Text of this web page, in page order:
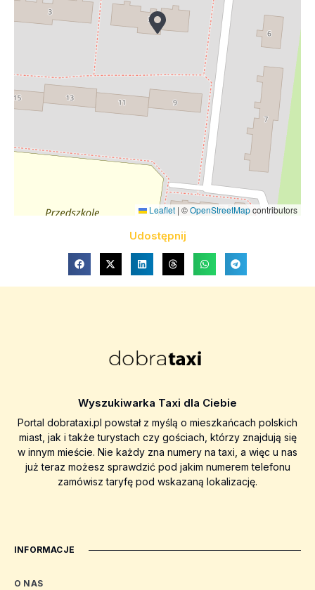
Leaflet | ©OpenStreetMapcontributors
Udostępnij
Wyszukiwarka Taxi dla Ciebie
Portal dobrataxi.pl powstał z myślą o mieszkańcach polskich
miast, jak i także turystach czy gościach, którzy znajdują się
w innym mieście. Nie każdy zna numery na taxi, a więc u nas
już teraz możesz sprawdzić pod jakim numerem telefonu
zamówisz taryfę pod wskazaną lokalizację.
INFORMACJE
O NAS